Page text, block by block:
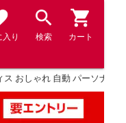
入り 検索 カート
おしゃれ 自動 パーソナル